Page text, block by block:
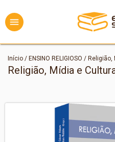
Início / ENSINO RELIGIOSO / Religião,
Religião, Mídia e